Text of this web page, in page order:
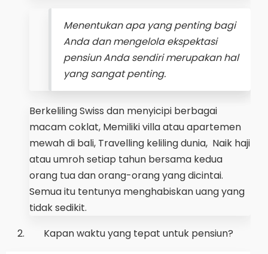
Menentukan apa yang penting bagi
Anda dan mengelola ekspektasi
pensiun Anda sendiri merupakan hal
yang sangat penting.
Berkeliling Swiss dan menyicipi berbagai
macam coklat, Memiliki villa atau apartemen
mewah di bali, Travelling keliling dunia, Naik haji
atau umroh setiap tahun bersama kedua
orang tua dan orang-orang yang dicintai.
Semua itu tentunya menghabiskan uang yang
tidak sedikit.
2.
Kapan waktu yang tepat untuk pensiun?